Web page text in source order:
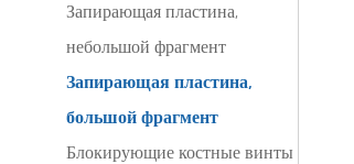
Запирающая пластина,
небольшой фрагмент
Запирающая пластина,
большой фрагмент
Блокирующие костные винты